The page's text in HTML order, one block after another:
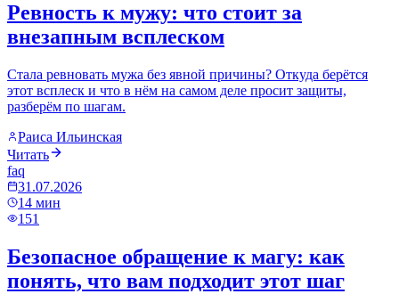
Ревность к мужу: что стоит за
внезапным всплеском
Стала ревновать мужа без явной причины? Откуда берётся
этот всплеск и что в нём на самом деле просит защиты,
разберём по шагам.
Раиса Ильинская
Читать
faq
31.07.2026
14 мин
151
Безопасное обращение к магу: как
понять, что вам подходит этот шаг